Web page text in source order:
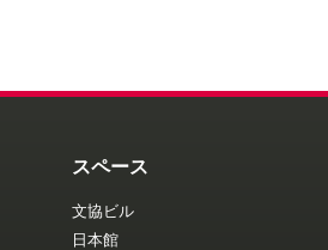
スペース
文協ビル
日本館